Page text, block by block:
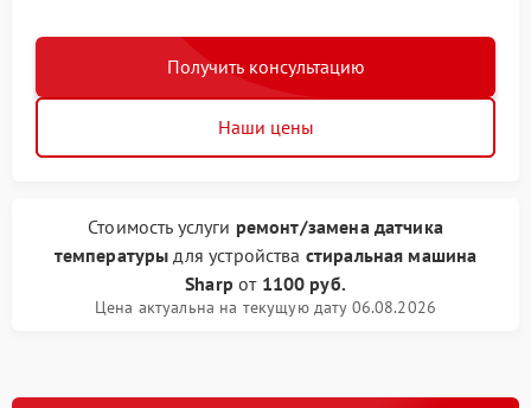
Получить консультацию
Наши цены
Стоимость услуги ремонт/замена датчика
температуры для устройства стиральная машина
Sharp от 1100 руб.
Цена актуальна на текущую дату 06.08.2026